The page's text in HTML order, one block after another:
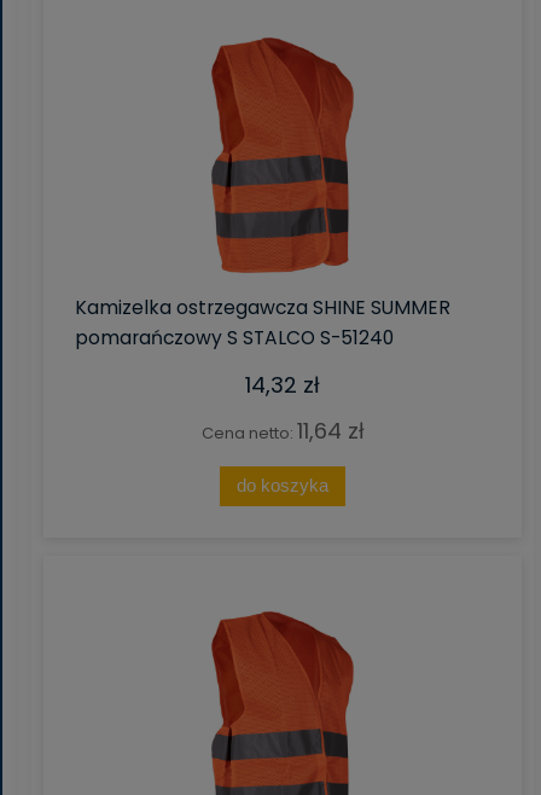
Kamizelka ostrzegawcza SHINE SUMMER
pomarańczowy S STALCO S-51240
14,32 zł
Cena netto: 11,64 zł
do koszyka